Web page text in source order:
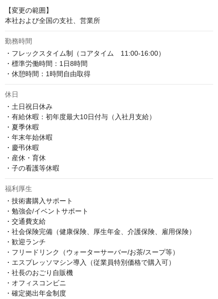
【変更の範囲】
本社および全国の支社、営業所
勤務時間
・フレックスタイム制（コアタイム　11:00-16:00）
・標準労働時間：1日8時間
・休憩時間：1時間自由取得
休日
・土日祝日休み
・有給休暇：初年度最大10日付与（入社月支給）
・夏季休暇
・年末年始休暇
・慶弔休暇
・産休・育休
・子の看護等休暇
福利厚生
・技術書購入サポート
・勉強会/イベントサポート
・交通費支給
・社会保険完備（健康保険、厚生年金、介護保険、雇用保険）
・歓迎ランチ
・フリードリンク（ウォーターサーバー/お茶/スープ等）
・エスプレッソマシン導入（従業員特別価格で購入可）
・社長のおごり自販機
・オフィスコンビニ
・確定拠出年金制度